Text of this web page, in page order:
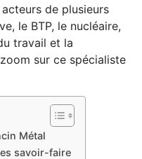
de plusieurs
le BTP, le nucléaire,
travail et la
sur ce spécialiste
Métal
savoir-faire